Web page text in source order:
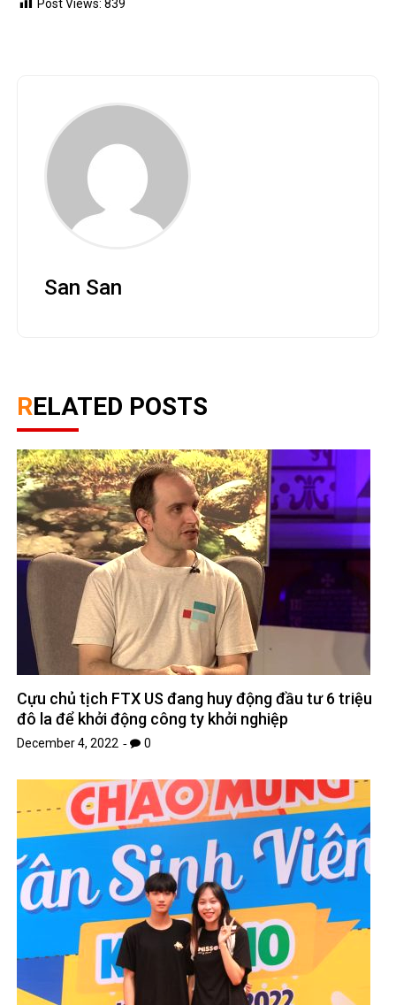
Post Views: 839
San San
RELATED POSTS
Cựu chủ tịch FTX US đang huy động đầu tư 6 triệu
đô la để khởi động công ty khởi nghiệp
December 4, 2022 0